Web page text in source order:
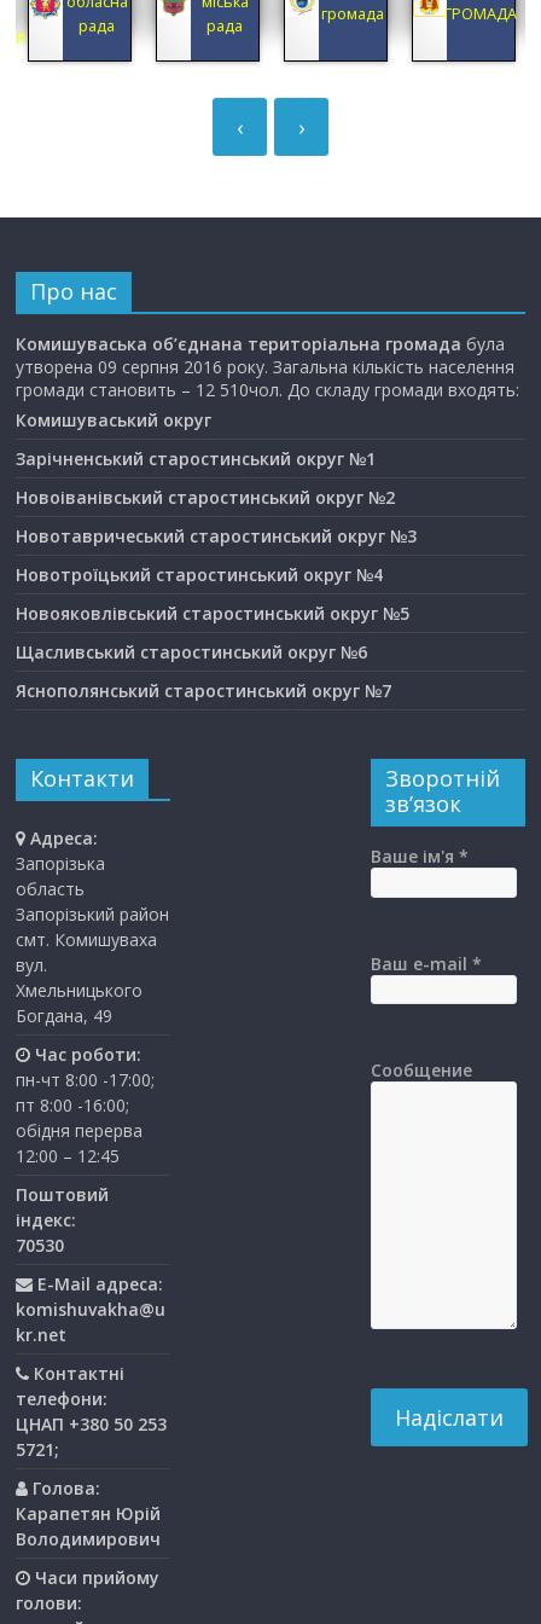
рада
рада
громада
ГРОМАДА
›
‹
Про нас
Комишуваська об’єднана територіальна громада була
утворена 09 серпня 2016 року. Загальна кількість населення
громади становить – 12 510чол. До складу громади входять:
Комишуваський округ
Зарічненський старостинський округ №1
Новоіванівський старостинський округ №2
Новотавричеський старостинський округ №3
Новотроїцький старостинський округ №4
Новояковлівський старостинський округ №5
Щасливський старостинський округ №6
Яснополянський старостинський округ №7
Контакти
Адреса:
Запорізька
область
Запорізький район
смт. Комишуваха
вул.
Хмельницького
Богдана, 49
Час роботи:
пн-чт 8:00 -17:00;
пт 8:00 -16:00;
обідня перерва
12:00 – 12:45
Поштовий
індекс:
70530
E-Mail адреса:
komishuvakha@u
kr.net
Контактні
телефони:
ЦНАП +380 50 253
5721;
Голова:
Карапетян Юрій
Володимирович
Часи прийому
голови:
Зворотній
зв’язок
Ваше ім'я *
Ваш e-mail *
Сообщение